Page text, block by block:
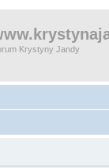
Krystyny Jandy